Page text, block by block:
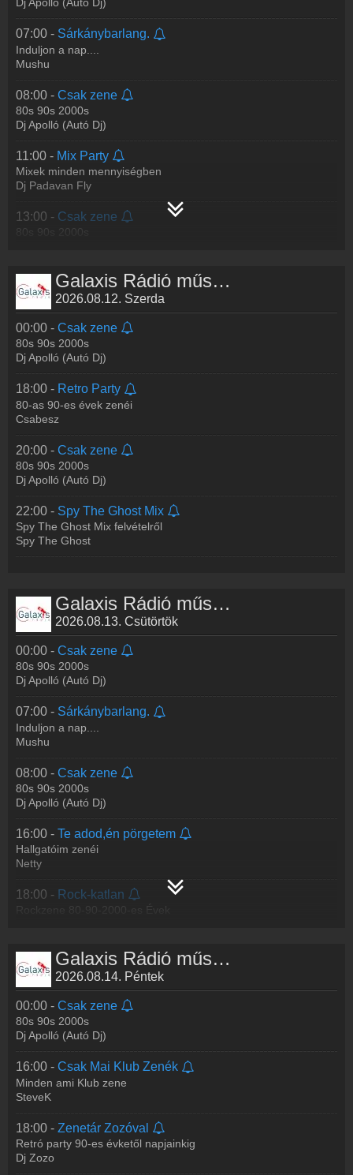
Dj Apolló (Autó Dj)
07:00 - Sárkánybarlang.
Induljon a nap....
Mushu
08:00 - Csak zene
80s 90s 2000s
Dj Apolló (Autó Dj)
11:00 - Mix Party
Mixek minden mennyiségben
Dj Padavan Fly
13:00 - Csak zene
80s 90s 2000s
Galaxis Rádió műsorai
2026.08.12. Szerda
00:00 - Csak zene
80s 90s 2000s
Dj Apolló (Autó Dj)
18:00 - Retro Party
80-as 90-es évek zenéi
Csabesz
20:00 - Csak zene
80s 90s 2000s
Dj Apolló (Autó Dj)
22:00 - Spy The Ghost Mix
Spy The Ghost Mix felvételről
Spy The Ghost
Galaxis Rádió műsorai
2026.08.13. Csütörtök
00:00 - Csak zene
80s 90s 2000s
Dj Apolló (Autó Dj)
07:00 - Sárkánybarlang.
Induljon a nap....
Mushu
08:00 - Csak zene
80s 90s 2000s
Dj Apolló (Autó Dj)
16:00 - Te adod,én pörgetem
Hallgatóim zenéi
Netty
18:00 - Rock-katlan
Rockzene 80-90-2000-es Évek
20:00 -Csak zene
80s 90s 2000s
Dj Apolló (Autó Dj)
22:00 - Mix Party
Mixek minden mennyiségben
Galaxis Rádió műsorai
2026.08.14. Péntek
00:00 - Csak zene
80s 90s 2000s
Dj Apolló (Autó Dj)
16:00 - Csak Mai Klub Zenék
Minden ami Klub zene
SteveK
18:00 - Zenetár Zozóval
Retró party 90-es évketől napjainkig
Dj Zozo